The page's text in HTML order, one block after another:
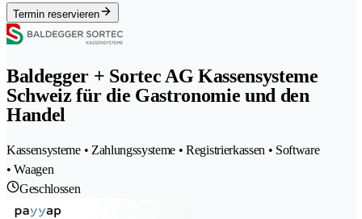
Termin reservieren
Baldegger + Sortec AG Kassensysteme
Schweiz für die Gastronomie und den
Handel
Kassensysteme • Zahlungssysteme • Registrierkassen • Software
• Waagen
Geschlossen